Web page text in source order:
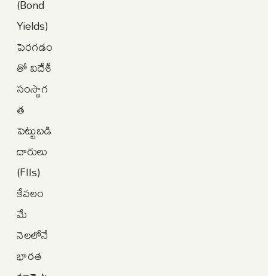
(Bond
Yields)
పెరగడం
తో విదేశీ
సంస్థాగ
త
పెట్టుబడి
దారులు
(FIIs)
కేవలం
మే
నెలలోనే
భారత